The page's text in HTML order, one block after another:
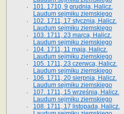
101. 1710, 9 grudnia, Halicz.
Laudum sejmiku ziemskiego
102. 1711, 17 stycznia, Halicz.
Laudum sejmiku ziemskiego
103. 1711, 23 marca, Halicz.
Laudum sejmiku ziemskiego
104. 1711, 11 maja, Halicz.
Laudum sejmiku ziemskiego
105. 1711, 23 czerwca, Halicz.
Laudum sejmiku ziemskiego
106. 1711, 20 sierpnia, Halicz.
Laudum sejmiku ziemskiego
107. 1711, 15 września, Halicz.
Laudum sejmiku ziemskiego
108. 1711, 17 listopada, Halicz.